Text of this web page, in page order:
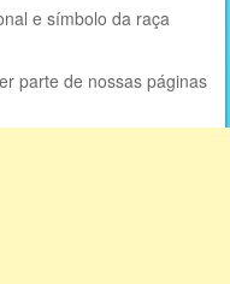
e símbolo da raça
parte de nossas páginas